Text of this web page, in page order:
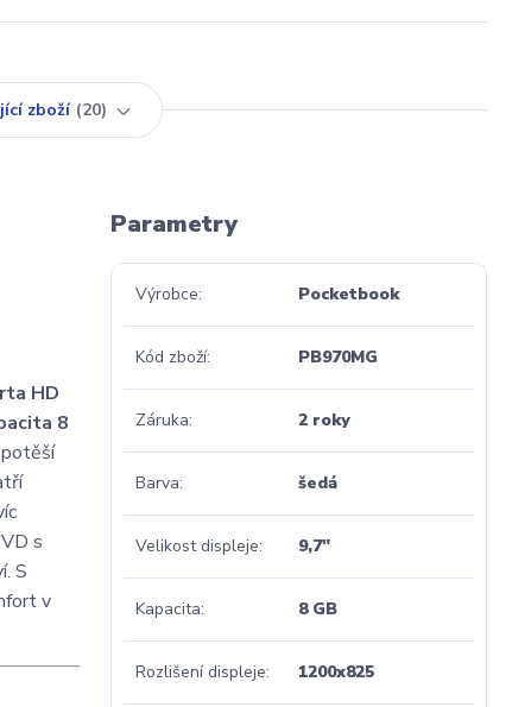
zboží 20
HD
8
s
S
v
Parametry
Výrobce Pocketbook
Kód zboží PB970MG
Záruka 2 roky
Barva šedá
Velikost displeje 9,7"
Kapacita 8 GB
Rozlišení displeje 1200x825